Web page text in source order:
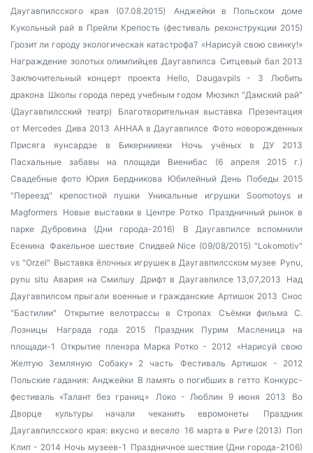
Даугавпилсского края (07.08.2015)
Анджейки в Польском доме
Кукольный рай в Прейли Крепость (фестиваль реконструкции 2015)
Грозит ли городу экологическая катастрофа? «Нарисуй свою свинку!»
Награждение золотых олимпийцев Даугавпилса Ситцевый бал 2013
Заключительный концерт проекта Hello, Daugavpils - 3
Любить
дракона Школы города перед учебным годом Мюзикл "Дамский рай"
(Даугавпилсский театр)
Благотворительная выставка
Презентация
от Mercedes Дива 2013 AHHAA в Даугавпилсе Фото новорожденных
Присяга яунсардзе в Бикернииеки
Ночь учёных в ДУ 2013
Пасхальные забавы на площади Виенибас (6 апреля 2015 г.)
Свадебные фото Юрия Бердникова
Юбилейный День Победы 2015
"Переезд" крепостной пушки
Уникальные игрушки Soomotoys и
Magformers Новые выставки в Центре Ротко
Праздничный рынок в
парке Дубровина (Дни города-2016)
В Даугавпилсе вспомнили
Есенина Факельное шествие Спидвей Nice (09/08/2015) "Lokomotiv"
vs "Orzel" Выставка ёлочных игрушек в Даугавпилсском музее Pynu,
pynu situ Авария на Смилшу Дрифт в Даугавпилсе 13,07,2013
Над
Даугавпилсом прыгали военные и гражданские Артишок 2013 Снос
"Бастилии"
Открытие велотрассы в Стропах
Съёмки фильма С.
Лозницы
Награда года 2015 Праздник Пурим
Масленица на
площади-1
Открытие пленэра Марка Ротко - 2012
«Нарисуй свою
Желтую Земляную Собаку» 2 часть
Фестиваль Артишок - 2012
Польские гадания: Анджейки В память о погибших в гетто Конкурс-
фестиваль «Талант без границ»
Локо - Люблин 9 июня 2013
Во
Дворце культуры начали чеканить евромонеты
Праздник
Даугавпилсского края: вкусно и весело 16 марта в Риге (2013) Поп
Клип - 2014 Ночь музеев-1 Праздничное шествие (Дни города-2106)